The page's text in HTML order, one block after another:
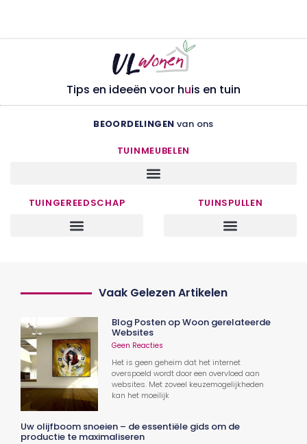
Tips en ideeën voor huis en tuin
BEOORDELINGEN van ons
TUINMEUBELEN
TUINGEREEDSCHAP TUINSPULLEN
Vaak Gelezen Artikelen
Blog Posten op Woon gerelateerde
Websites
Geen Reacties
Het is geen geheim dat het internet
overspoeld wordt door een overvloed aan
websites. Met zoveel keuzemogelijkheden
kan het moeilijk
Uw olijfboom snoeien – de essentiële gids om de
productie te maximaliseren